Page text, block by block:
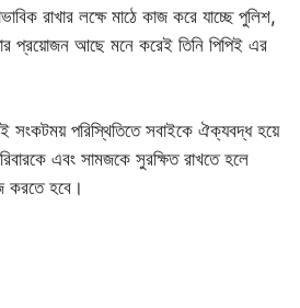
রাখার লক্ষে মাঠে কাজ করে যাচ্ছে পুলিশ,
প্রয়োজন আছে মনে করেই তিনি পিপিই এর
পরিস্থিতিতে সবাইকে ঐক্যবদ্ধ হয়ে
এবং সামজকে সুরক্ষিত রাখতে হলে
করতে হবে।